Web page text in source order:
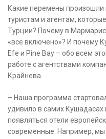
Какие перемены произошли
туристам и агентам,
Турции? Почему в
«все включено»? И почему
Efe и Pine Bay – обо всем
работе с агентствами
Крайнева.
– Наша программа
удивило в самих
появляться отели
современные. Например,